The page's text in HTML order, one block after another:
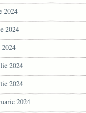
2024
2024
2024
2024
2024